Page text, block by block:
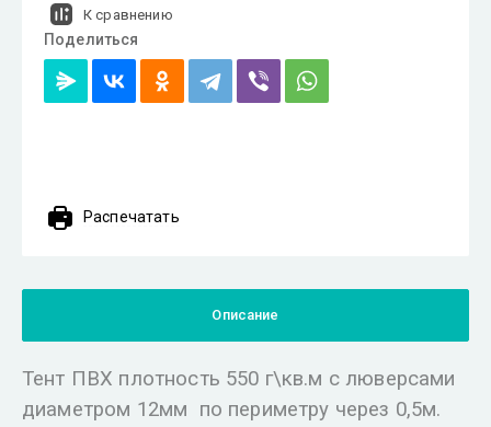
К сравнению
Поделиться
Распечатать
Описание
Тент ПВХ плотность 550 г\кв.м с люверсами
диаметром 12мм по периметру через 0,5м.